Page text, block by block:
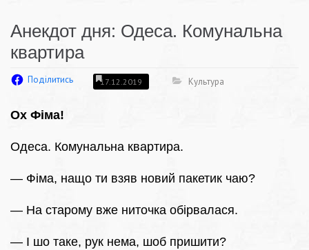
Анекдот дня: Одеса. Комунальна
квартира
Поділитись 17.12.2019 Культура
Ох Фіма!
Одеса. Комунальна квартира.
— Фіма, нащо ти взяв новий пакетик чаю?
— На старому вже ниточка обірвалася.
— І шо таке, рук нема, шоб пришити?